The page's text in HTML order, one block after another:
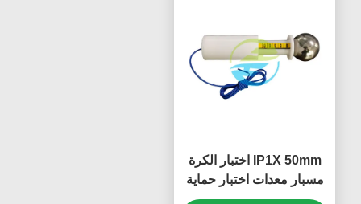
IP1X 50mm اختبار الكرة
مسبار معدات اختبار حماية
الدخول HT-I01T معالج